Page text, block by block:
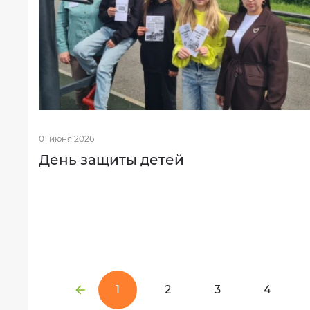
01 июня 2026
День защиты детей
1 2 3 4